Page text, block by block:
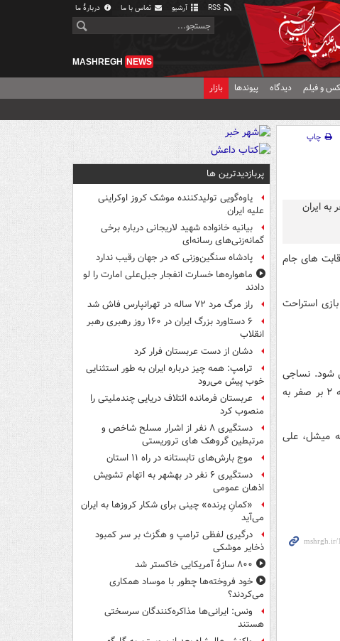
آرشیو تماس با ما دربارهٔ ما
MASHREGH NEWS
و فیلم دیدگاه پیوندها بازار
چاپ
های جام
استراحت
برگزار می شود. نساجی
در اولین بازی خود از مرحله گروهی لیگ قهرمانان آسیا مقابل بمبئی سیتی با نتیجه ۲ بر صفر به
میشل، علی
پربازدیدترین ها
یاوه‌گویی تولیدکننده موشک کروز اوکراینی
علیه ایران
بیانیه خانواده شهید لاریجانی درباره برخی
گمانه‌زنی‌های رسانه‌ای
پادشاه سنگین‌وزنی که در جهان رقیب ندارد
ماهواره‌ها خسارت انفجار جبل‌علی امارت را لو
دادند
راز مرگ مرد ۷۲ ساله در تهرانپارس فاش شد
۶ دستاورد بزرگ ایران در ۱۶۰ روز رهبری رهبر
انقلاب
دشان از دست عربستان فرار کرد
ترامپ: همه چیز درباره ایران به طور استثنایی
خوب پیش می‌رود
عربستان فرمانده ائتلاف دریایی چندملیتی را
منصوب کرد
دستگیری ۸ نفر از اشرار مسلح شاخص و
مرتبطین گروهک های تروریستی
موج بارش‌های تابستانه در راه ۱۱ استان
دستگیری ۶ نفر در بهشهر به اتهام تشویش
اذهان عمومی
«کمانِ پرنده» چینی برای شکار کروزها به ایران
می‌آید
درگیری لفظی ترامپ و هگزث بر سر کمبود
ذخایر موشکی
۸۰۰ سازۀ آمریکایی خاکستر شد
خود فروخته‌ها چطور با موساد همکاری
می‌کردند؟
ونس: ایرانی‌ها مذاکره‌کنندگان سرسختی
هستند